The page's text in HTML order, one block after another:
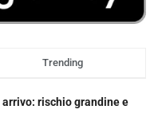
Trending
rischio grandine e